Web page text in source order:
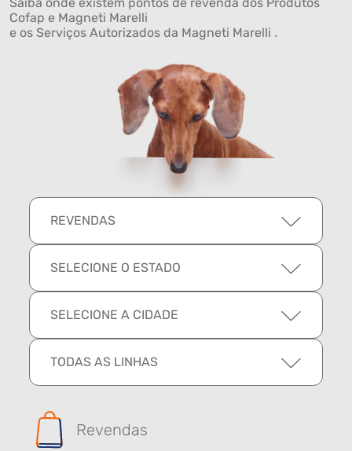
Saiba onde existem pontos de revenda dos Produtos
Cofap e Magneti Marelli
e os Serviços Autorizados da Magneti Marelli .
REVENDAS
SELECIONE O ESTADO
SELECIONE A CIDADE
TODAS AS LINHAS
Revendas